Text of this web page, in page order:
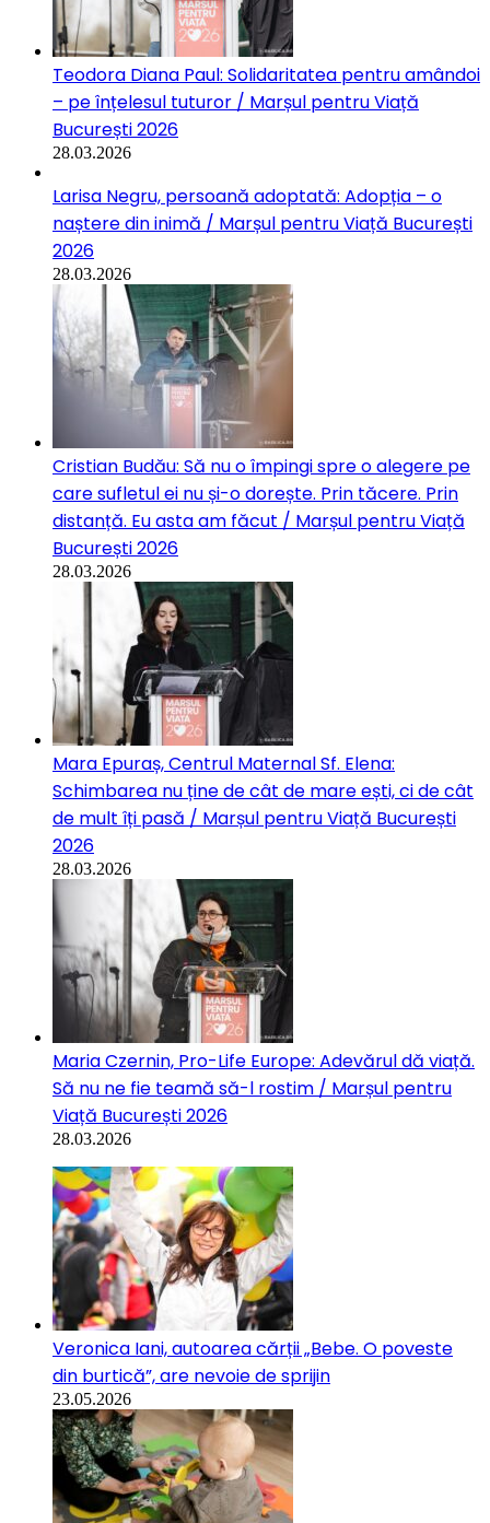
Teodora Diana Paul: Solidaritatea pentru amândoi
– pe înțelesul tuturor / Marșul pentru Viață
București 2026
28.03.2026
Larisa Negru, persoană adoptată: Adopția – o
naștere din inimă / Marșul pentru Viață București
2026
28.03.2026
Cristian Budău: Să nu o împingi spre o alegere pe
care sufletul ei nu și-o dorește. Prin tăcere. Prin
distanță. Eu asta am făcut / Marșul pentru Viață
București 2026
28.03.2026
Mara Epuraș, Centrul Maternal Sf. Elena:
Schimbarea nu ține de cât de mare ești, ci de cât
de mult îți pasă / Marșul pentru Viață București
2026
28.03.2026
Maria Czernin, Pro-Life Europe: Adevărul dă viață.
Să nu ne fie teamă să-l rostim / Marșul pentru
Viață București 2026
28.03.2026
Veronica Iani, autoarea cărții „Bebe. O poveste
din burtică”, are nevoie de sprijin
23.05.2026